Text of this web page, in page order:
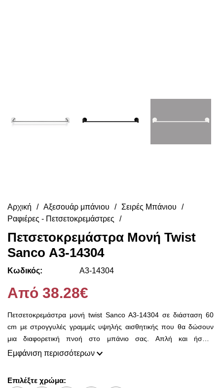
Αρχική Αξεσουάρ μπάνιου
Σειρές Μπάνιου
Ραφιέρες - Πετσετοκρεμάστρες
Πετσετοκρεμάστρα Μονή Twist
Sanco Α3-14304
Κωδικός: Α3-14304
Από 38.28€
Πετσετοκρεμάστρα μονή twist Sanco Α3-14304 σε διάσταση 60
cm με στρογγυλές γραμμές υψηλής αισθητικής που θα δώσουν
μια διαφορετική πνοή στο μπάνιο σας. Απλή και ήσυχη
σχεδιαστική γραμμή, λεπτεπίλεπτη τελική αισθητική, με αντικείμενα
Εμφάνιση περισσότερων
Επιλέξτε χρώμα: